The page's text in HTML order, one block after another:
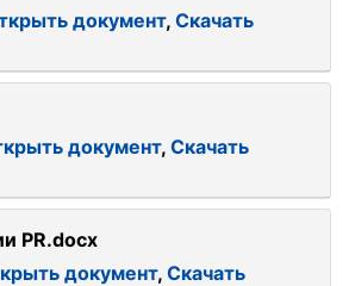
документ, Скачать
документ, Скачать
PR.docx
документ, Скачать